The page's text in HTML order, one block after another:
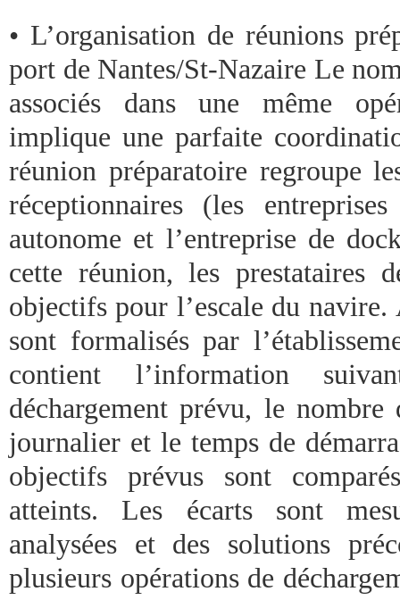
• L’organisation de réunions
port de Nantes/St-Nazaire Le
associés dans une même
implique une parfaite
réunion préparatoire regroupe
réceptionnaires (les
autonome et l’entreprise de
cette réunion, les prestataires
objectifs pour l’escale du
sont formalisés par
contient l’information
déchargement prévu, le nombre
journalier et le temps de
objectifs prévus sont
atteints. Les écarts sont
analysées et des solutions
plusieurs opérations de